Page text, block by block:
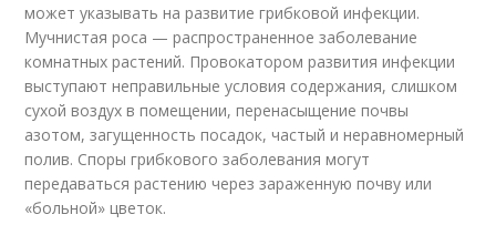
может указывать на развитие грибковой инфекции.
Мучнистая роса — распространенное заболевание
комнатных растений. Провокатором развития инфекции
выступают неправильные условия содержания, слишком
сухой воздух в помещении, перенасыщение почвы
азотом, загущенность посадок, частый и неравномерный
полив. Споры грибкового заболевания могут
передаваться растению через зараженную почву или
«больной» цветок.